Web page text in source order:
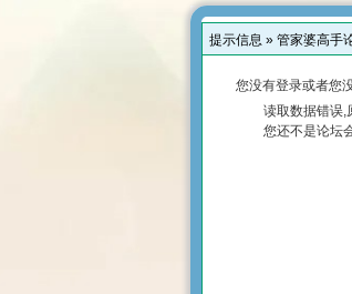
提示信息 » 管家婆高手
您没有登录或者您
读取数据错误,
您还不是论坛